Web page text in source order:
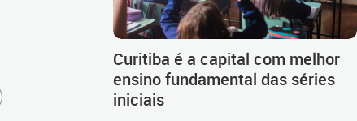
Curitiba é a capital com melhor
ensino fundamental das séries
iniciais